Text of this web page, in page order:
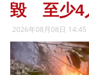
毀 至少4
2026年08月08日 14:45